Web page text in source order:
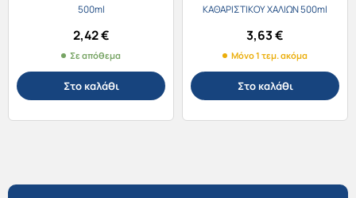
500ml
2,42€
Σε απόθεμα
Στο καλάθι
ΚΑΘΑΡΙΣΤΙΚΟΥ ΧΑΛΙΩΝ 500ml
3,63€
Μόνο 1 τεμ. ακόμα
Στο καλάθι